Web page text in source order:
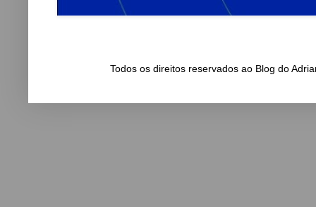
Todos os direitos reservados ao Blog do